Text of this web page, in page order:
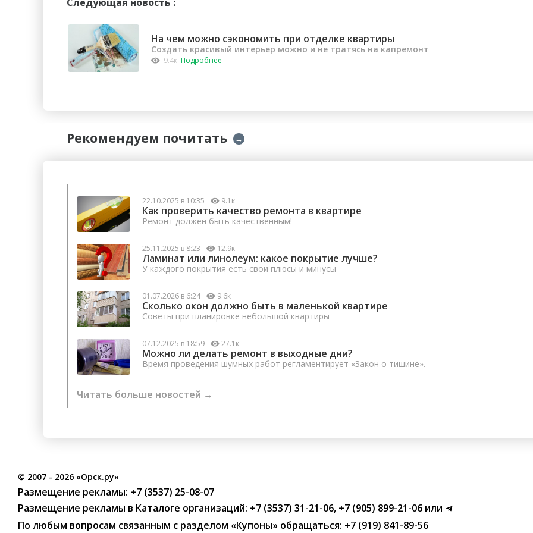
На чем можно сэкономить при отделке квартиры
Создать красивый интерьер можно и не тратясь на капремонт
9.4к Подробнее
Рекомендуем почитать →
22.10.2025 в 10:35 9.1к
Как проверить качество ремонта в квартире
Ремонт должен быть качественным!
25.11.2025 в 8:23 12.9к
Ламинат или линолеум: какое покрытие лучше?
У каждого покрытия есть свои плюсы и минусы
01.07.2026 в 6:24 9.6к
Сколько окон должно быть в маленькой квартире
Советы при планировке небольшой квартиры
07.12.2025 в 18:59 27.1к
Можно ли делать ремонт в выходные дни?
Время проведения шумных работ регламентирует «Закон о тишине».
Читать больше новостей →
© 2007 - 2026 «Орск.ру»
Размещение рекламы: +7 (3537) 25-08-07
Размещение рекламы в Каталоге организаций: +7 (3537) 31-21-06, +7 (905) 899-21-06 или
По любым вопросам связанным с разделом «Купоны» обращаться: +7 (919) 841-89-56